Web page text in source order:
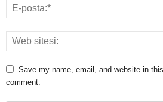
Save my name, email, and website in
comment.